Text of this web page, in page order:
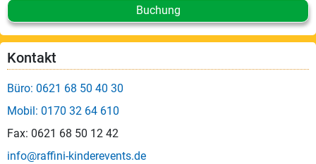
Buchung
Kontakt
Büro: 0621 68 50 40 30
Mobil: 0170 32 64 610
Fax: 0621 68 50 12 42
info@raffini-kinderevents.de